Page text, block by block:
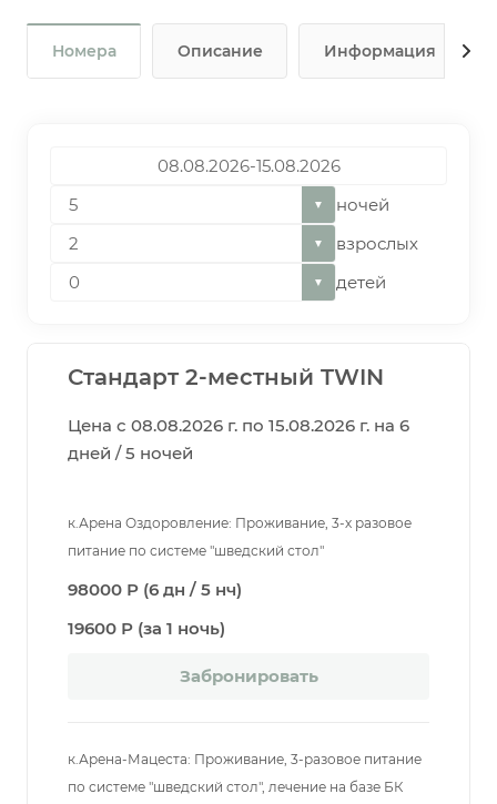
Номера Описание Информация
▼ ночей
▼ взрослых
▼ детей
Стандарт 2-местный TWIN
Цена с 08.08.2026 г. по 15.08.2026 г. на 6
дней / 5 ночей
к.Арена Оздоровление: Проживание, 3-х разовое
питание по системе "шведский стол"
98000 Р (6 дн / 5 нч)
19600 Р (за 1 ночь)
Забронировать
к.Арена-Мацеста: Проживание, 3-разовое питание
по системе "шведский стол", лечение на базе БК